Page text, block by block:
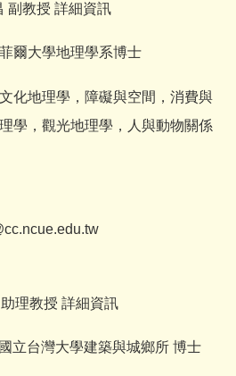
副教授 詳細資訊
爾大學地理學系博士
化地理學，障礙與空間，消費與
學，觀光地理學，人與動物關係
理教授 詳細資訊
國立台灣大學建築與城鄉所 博士